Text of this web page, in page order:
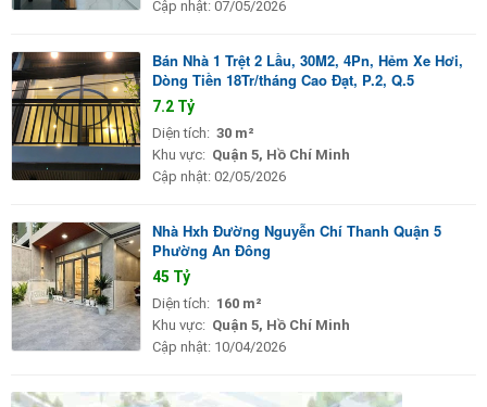
Cập nhật: 07/05/2026
Bán Nhà 1 Trệt 2 Lầu, 30M2, 4Pn, Hẻm Xe Hơi,
Dòng Tiền 18Tr/tháng Cao Đạt, P.2, Q.5
7.2 Tỷ
Diện tích: 30 m²
Khu vực: Quận 5, Hồ Chí Minh
Cập nhật: 02/05/2026
Nhà Hxh Đường Nguyễn Chí Thanh Quận 5
Phường An Đông
45 Tỷ
Diện tích: 160 m²
Khu vực: Quận 5, Hồ Chí Minh
Cập nhật: 10/04/2026